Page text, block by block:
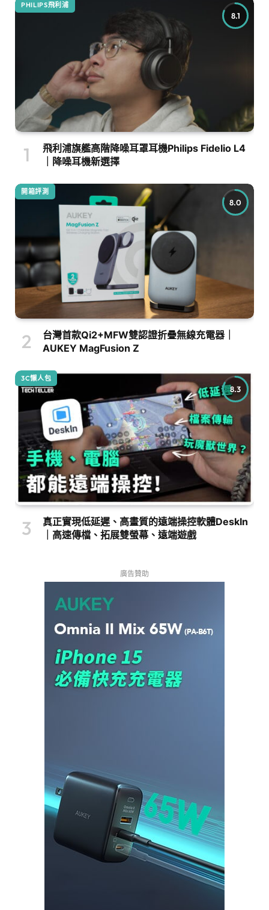
8.1
PHILIPS飛利浦
飛利浦旗艦高階降噪耳罩耳機Philips Fidelio L4
｜降噪耳機新選擇
8.0
開箱評測
台灣首款Qi2+MFW雙認證折疊無線充電器｜
AUKEY MagFusion Z
8.3
3C懶人包
真正實現低延遲、高畫質的遠端操控軟體DeskIn
｜高速傳檔、拓展雙螢幕、遠端遊戲
廣告贊助